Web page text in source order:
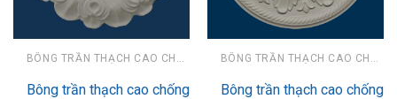
BÔNG TRẦN THẠCH CAO CHỐNG ẨM
Bông trần thạch cao chống
BÔNG TRẦN THẠCH CAO CHỐNG ẨM
Bông trần thạch cao chống